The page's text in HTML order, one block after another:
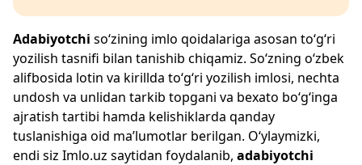
Adabiyotchi so‘zining imlo qoidalariga asosan to‘g‘ri
yozilish tasnifi bilan tanishib chiqamiz. So‘zning o‘zbek
alifbosida lotin va kirillda to‘g‘ri yozilish imlosi, nechta
undosh va unlidan tarkib topgani va bexato bo‘g‘inga
ajratish tartibi hamda kelishiklarda qanday
tuslanishiga oid ma’lumotlar berilgan. O‘ylaymizki,
endi siz Imlo.uz saytidan foydalanib, adabiyotchi